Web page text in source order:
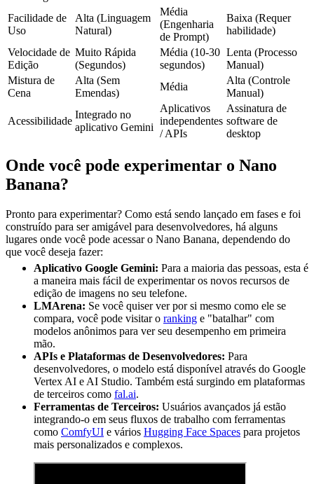
Facilidade de
Uso
Alta (Linguagem
Natural)
Média
(Engenharia
de Prompt)
Baixa (Requer
habilidade)
Velocidade de
Edição
Muito Rápida
(Segundos)
Média (10-30
segundos)
Lenta (Processo
Manual)
Mistura de
Cena
Alta (Sem
Emendas)
Média
Alta (Controle
Manual)
Acessibilidade
Integrado no
aplicativo Gemini
Aplicativos
independentes
/ APIs
Assinatura de
software de
desktop
Onde você pode experimentar o Nano
Banana?
Pronto para experimentar? Como está sendo lançado em fases e foi
construído para ser amigável para desenvolvedores, há alguns
lugares onde você pode acessar o Nano Banana, dependendo do
que você deseja fazer:
Aplicativo Google Gemini: Para a maioria das pessoas, esta é
a maneira mais fácil de experimentar os novos recursos de
edição de imagens no seu telefone.
LMArena: Se você quiser ver por si mesmo como ele se
compara, você pode visitar o ranking e "batalhar" com
modelos anônimos para ver seu desempenho em primeira
mão.
APIs e Plataformas de Desenvolvedores: Para
desenvolvedores, o modelo está disponível através do Google
Vertex AI e AI Studio. Também está surgindo em plataformas
de terceiros como fal.ai.
Ferramentas de Terceiros: Usuários avançados já estão
integrando-o em seus fluxos de trabalho com ferramentas
como ComfyUI e vários Hugging Face Spaces para projetos
mais personalizados e complexos.